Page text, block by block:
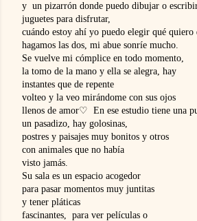
y  un pizarrón donde puedo dibujar o
juguetes para disfrutar,
cuándo estoy ahí yo puedo elegir qué quiero
hagamos las dos, mi abue sonríe mucho.
Se vuelve mi cómplice en todo momento,
la tomo de la mano y ella se alegra, hay
instantes que de repente
volteo y la veo mirándome con sus ojos
llenos de amor♡ En ese estudio tiene una
un pasadizo, hay golosinas,
postres y paisajes muy bonitos y otros
con animales que no había
visto jamás.
Su sala es un espacio acogedor
para pasar momentos muy juntitas
y tener pláticas
fascinantes,  para ver películas o